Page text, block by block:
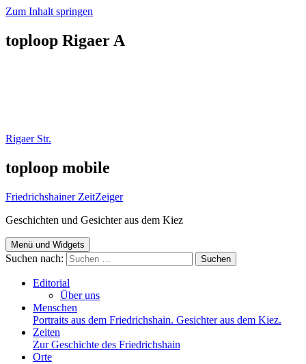
Zum Inhalt springen
toploop Rigaer A
Rigaer Str.
toploop mobile
Friedrichshainer ZeitZeiger
Geschichten und Gesichter aus dem Kiez
Menü und Widgets
Suchen nach:
Editorial
Über uns
Menschen
Portraits aus dem Friedrichshain. Gesichter aus dem Kiez.
Zeiten
Zur Geschichte des Friedrichshain
Orte